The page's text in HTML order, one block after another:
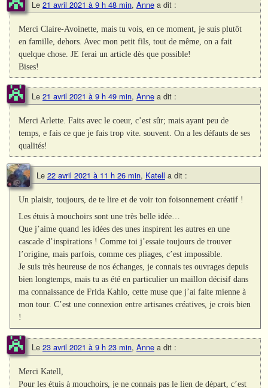
Le 21 avril 2021 à 9 h 48 min, Anne a dit :
Merci Claire-Avoinette, mais tu vois, en ce moment, je suis plutôt
en famille, dehors. Avec mon petit fils, tout de même, on a fait
quelque chose. JE ferai un article dès que possible!
Bises!
Le 21 avril 2021 à 9 h 49 min, Anne a dit :
Merci Arlette. Faits avec le coeur, c’est sûr; mais ayant peu de
temps, e fais ce que je fais trop vite. souvent. On a les défauts de ses
qualités!
Le 22 avril 2021 à 11 h 26 min, Katell a dit :
Un plaisir, toujours, de te lire et de voir ton foisonnement créatif !
Les étuis à mouchoirs sont une très belle idée…
Que j’aime quand les idées des unes inspirent les autres en une
cascade d’inspirations ! Comme toi j’essaie toujours de trouver
l’origine, mais parfois, comme ces pliages, c’est impossible.
Je suis très heureuse de nos échanges, je connais tes ouvrages depuis
bien longtemps, mais tu as été en particulier un maillon décisif dans
ma connaissance de Frida Kahlo, cette muse que j’ai faite mienne à
mon tour. C’est une connexion entre artisanes créatives, je crois bien
!
Le 23 avril 2021 à 9 h 23 min, Anne a dit :
Merci Katell,
Pour les étuis à mouchoirs, je ne connais pas le lien de départ, c’est